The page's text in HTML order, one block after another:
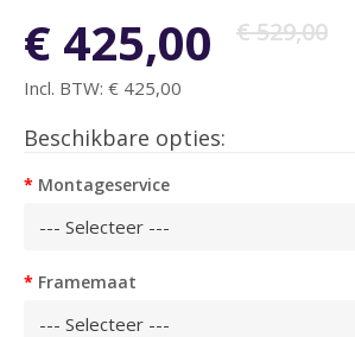
€ 425,00 € 529,00
Incl. BTW: € 425,00
Beschikbare opties:
Montageservice
Framemaat